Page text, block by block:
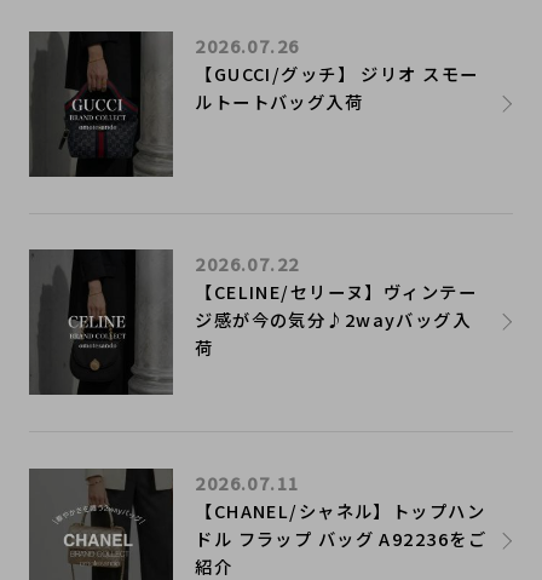
【GUCCI/グッチ】 ジリオ スモー
ルトートバッグ入荷
2026.07.26
【CELINE/セリーヌ】ヴィンテー
ジ感が今の気分♪2wayバッグ入
荷
2026.07.22
【CHANEL/シャネル】トップハン
ドル フラップ バッグ A92236をご
紹介
2026.07.11